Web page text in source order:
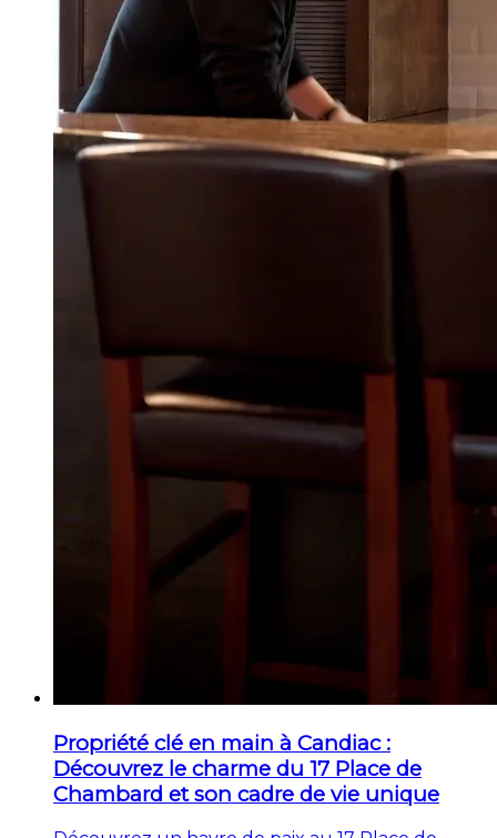
Propriété clé en main à Candiac :
Découvrez le charme du 17 Place de
Chambard et son cadre de vie unique